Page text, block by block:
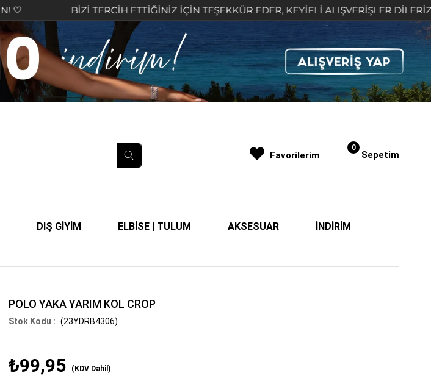
BİZİ TERCİH ETTİĞİNİZ İÇİN TEŞEKKÜR EDER, KEYİFLİ ALIŞVERİŞLER DİLERİZ 🤍
Sepetim
0
DIŞ GİYİM ELBİSE | TULUM AKSESUAR İNDİRİM
Favorilerim
POLO YAKA YARIM KOL CROP
(23YDRB4306)
₺99,95 (KDV Dahil)